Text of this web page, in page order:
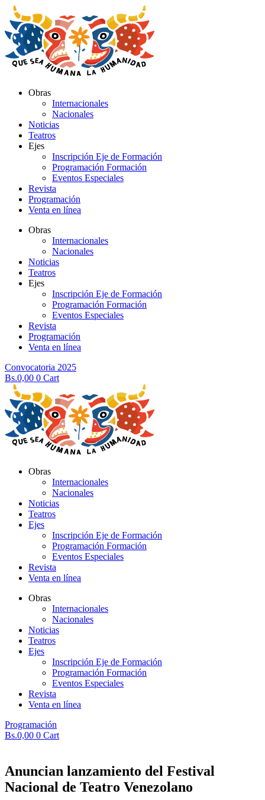
al
contenido
Obras
Internacionales
Nacionales
Noticias
Teatros
Ejes
Inscripción Eje de Formación
Programación Formación
Eventos Especiales
Revista
Programación
Venta en línea
Obras
Internacionales
Nacionales
Noticias
Teatros
Ejes
Inscripción Eje de Formación
Programación Formación
Eventos Especiales
Revista
Programación
Venta en línea
Convocatoria 2025
Bs.0,00 0 Cart
Obras
Internacionales
Nacionales
Noticias
Teatros
Ejes
Inscripción Eje de Formación
Programación Formación
Eventos Especiales
Revista
Venta en línea
Obras
Internacionales
Nacionales
Noticias
Teatros
Ejes
Inscripción Eje de Formación
Programación Formación
Eventos Especiales
Revista
Venta en línea
Programación
Bs.0,00 0 Cart
Anuncian lanzamiento del Festival
Nacional de Teatro Venezolano